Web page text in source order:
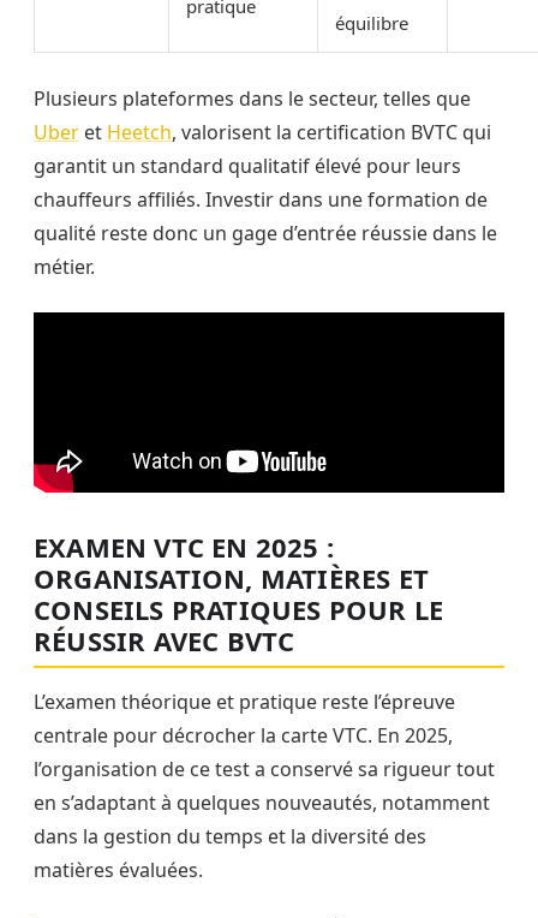
pratique
équilibre
Plusieurs plateformes dans le secteur, telles que
Uber et Heetch, valorisent la certification BVTC qui
garantit un standard qualitatif élevé pour leurs
chauffeurs affiliés. Investir dans une formation de
qualité reste donc un gage d’entrée réussie dans le
métier.
EXAMEN VTC EN 2025 :
ORGANISATION, MATIÈRES ET
CONSEILS PRATIQUES POUR LE
RÉUSSIR AVEC BVTC
L’examen théorique et pratique reste l’épreuve
centrale pour décrocher la carte VTC. En 2025,
l’organisation de ce test a conservé sa rigueur tout
en s’adaptant à quelques nouveautés, notamment
dans la gestion du temps et la diversité des
matières évaluées.